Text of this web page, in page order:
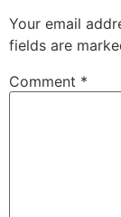
Your email
fields are
Comment *